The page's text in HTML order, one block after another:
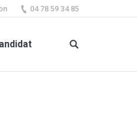
04 78 59 34 85